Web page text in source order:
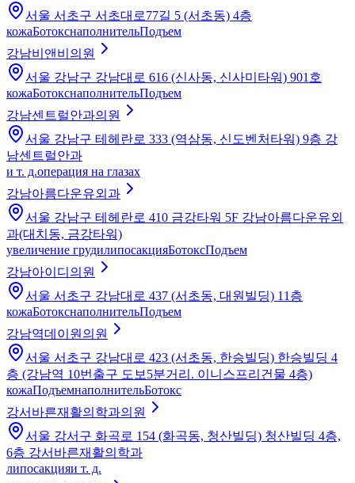
서울 서초구 서초대로77길 5 (서초동) 4층
кожаБотокснаполнительПодъем
강남비앤비의원
서울 강남구 강남대로 616 (신사동, 신사미타워) 901호
кожаБотокснаполнительПодъем
강남센트럴안과의원
서울 강남구 테헤란로 333 (역삼동, 신도벤처타워) 9층 강
남센트럴안과
и т. д.операция на глазах
강남아름다운유외과
서울 강남구 테헤란로 410 금강타워 5F 강남아름다운유외
과(대치동, 금강타워)
увеличение грудилипосакцияБотоксПодъем
강남아이디의원
서울 서초구 강남대로 437 (서초동, 대원빌딩) 11층
кожаБотокснаполнительПодъем
강남역데이원의원
서울 서초구 강남대로 423 (서초동, 한승빌딩) 한승빌딩 4
층 (강남역 10번출구 도보5분거리. 이니스프리건물 4층)
кожаПодъемнаполнительБотокс
강서바른재활의학과의원
서울 강서구 화곡로 154 (화곡동, 청산빌딩) 청산빌딩 4층,
6층 강서바른재활의학과
липосакцияи т. д.